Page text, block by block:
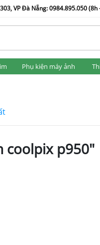
VP Đà Nẵng: 0984.895.050 (8h
Phụ kiện máy ảnh
coolpix p950"